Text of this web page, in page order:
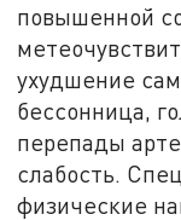
повышенной
ухудшение
бессонница,
перепады
слабость.
физические